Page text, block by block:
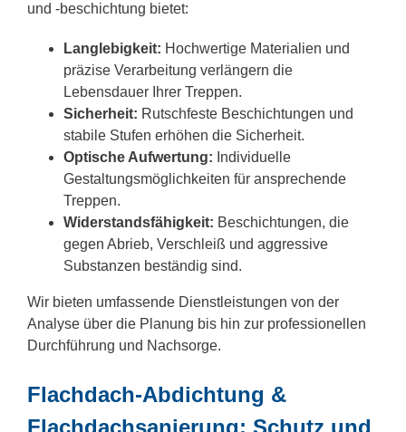
und -beschichtung bietet:
Langlebigkeit: Hochwertige Materialien und
präzise Verarbeitung verlängern die
Lebensdauer Ihrer Treppen.
Sicherheit: Rutschfeste Beschichtungen und
stabile Stufen erhöhen die Sicherheit.
Optische Aufwertung: Individuelle
Gestaltungsmöglichkeiten für ansprechende
Treppen.
Widerstandsfähigkeit: Beschichtungen, die
gegen Abrieb, Verschleiß und aggressive
Substanzen beständig sind.
Wir bieten umfassende Dienstleistungen von der
Analyse über die Planung bis hin zur professionellen
Durchführung und Nachsorge.
Flachdach-Abdichtung &
Flachdachsanierung: Schutz und